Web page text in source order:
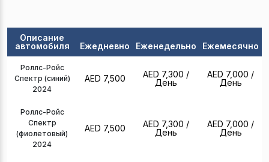
Описание
автомобиля
Ежедневно Еженедельно Ежемесячно
Роллс-Ройс
Спектр (синий)
2024
AED 7,500 AED 7,300 /
День
AED 7,000 /
День
Роллс-Ройс
Спектр
(фиолетовый)
2024
AED 7,500 AED 7,300 /
День
AED 7,000 /
День